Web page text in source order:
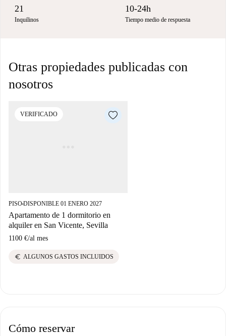
21
Inquilinos
10-24h
Tiempo medio de respuesta
Otras propiedades publicadas con
nosotros
VERIFICADO
PISO■DISPONIBLE 01 ENERO 2027
Apartamento de 1 dormitorio en
alquiler en San Vicente, Sevilla
1100 €/al mes
euro ALGUNOS GASTOS INCLUIDOS
Cómo reservar